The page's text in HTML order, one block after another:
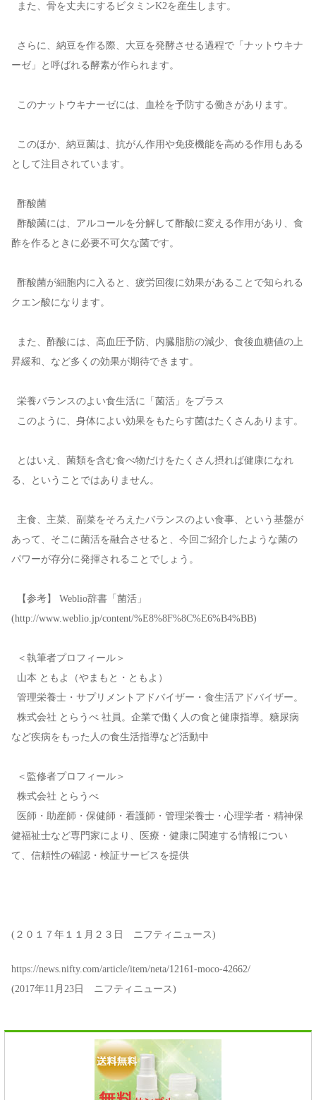
また、骨を丈夫にするビタミンK2を産生します。
さらに、納豆を作る際、大豆を発酵させる過程で「ナットウキナ
ーゼ」と呼ばれる酵素が作られます。
このナットウキナーゼには、血栓を予防する働きがあります。
このほか、納豆菌は、抗がん作用や免疫機能を高める作用もある
として注目されています。
酢酸菌
酢酸菌には、アルコールを分解して酢酸に変える作用があり、食
酢を作るときに必要不可欠な菌です。
酢酸菌が細胞内に入ると、疲労回復に効果があることで知られる
クエン酸になります。
また、酢酸には、高血圧予防、内臓脂肪の減少、食後血糖値の上
昇緩和、など多くの効果が期待できます。
栄養バランスのよい食生活に「菌活」をプラス
このように、身体によい効果をもたらす菌はたくさんあります。
とはいえ、菌類を含む食べ物だけをたくさん摂れば健康になれ
る、ということではありません。
主食、主菜、副菜をそろえたバランスのよい食事、という基盤が
あって、そこに菌活を融合させると、今回ご紹介したような菌の
パワーが存分に発揮されることでしょう。
【参考】 Weblio辞書「菌活」
(http://www.weblio.jp/content/%E8%8F%8C%E6%B4%BB)
＜執筆者プロフィール＞
山本 ともよ（やまもと・ともよ）
管理栄養士・サプリメントアドバイザー・食生活アドバイザー。
株式会社 とらうべ 社員。企業で働く人の食と健康指導。糖尿病
など疾病をもった人の食生活指導など活動中
＜監修者プロフィール＞
株式会社 とらうべ
医師・助産師・保健師・看護師・管理栄養士・心理学者・精神保
健福祉士など専門家により、医療・健康に関連する情報につい
て、信頼性の確認・検証サービスを提供
(２０１７年１１月２３日 ニフティニュース)
https://news.nifty.com/article/item/neta/12161-moco-42662/
(2017年11月23日 ニフティニュース)